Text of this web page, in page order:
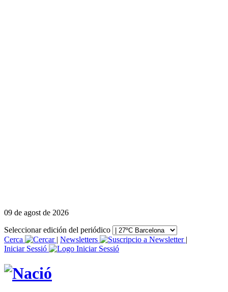
09 de agost de 2026
Seleccionar edición del periódico
Cerca
| Newsletters
|
Iniciar Sessió